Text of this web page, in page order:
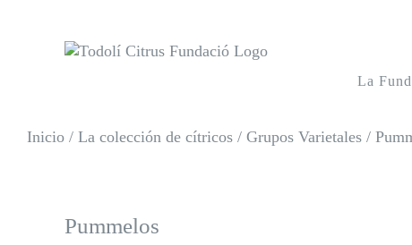
La
Inicio / La colección de cítricos / Grupos Varietales /
Pummelos